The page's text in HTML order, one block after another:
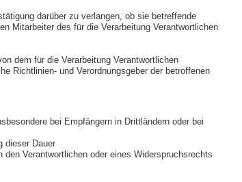
darüber zu verlangen, ob sie betreffende
Mitarbeiter des für die Verarbeitung Verantwortlichen
dem für die Verarbeitung Verantwortlichen
Richtlinien- und Verordnungsgeber der betroffenen
bei Empfängern in Drittländern oder bei
dieser Dauer
Verantwortlichen oder eines Widerspruchsrechts